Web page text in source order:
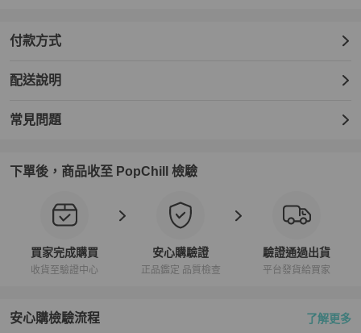
付款方式
配送說明
常見問題
下單後，商品收至 PopChill 檢驗
買家完成購買
收貨至驗證中心
安心購驗證
正品鑑定 品質檢查
驗證通過出貨
平台發貨給買家
安心購檢驗流程 了解更多